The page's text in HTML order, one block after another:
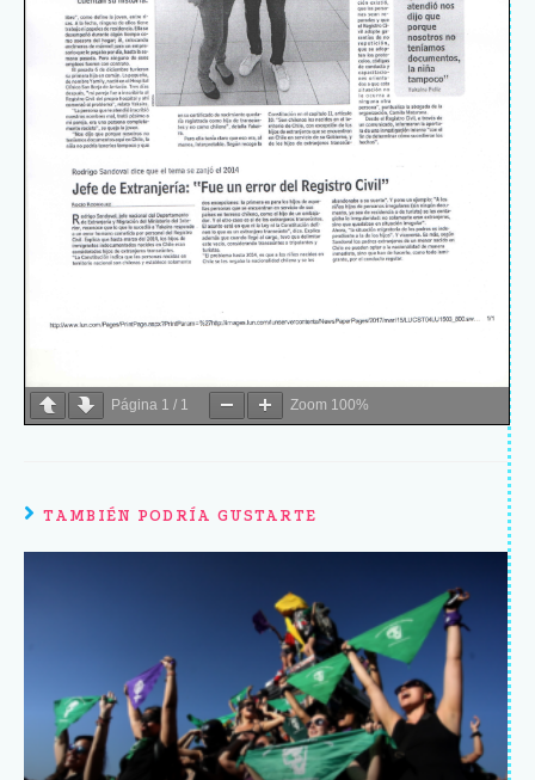
Página 1 / 1 Zoom 100%
TAMBIÉN PODRÍA GUSTARTE